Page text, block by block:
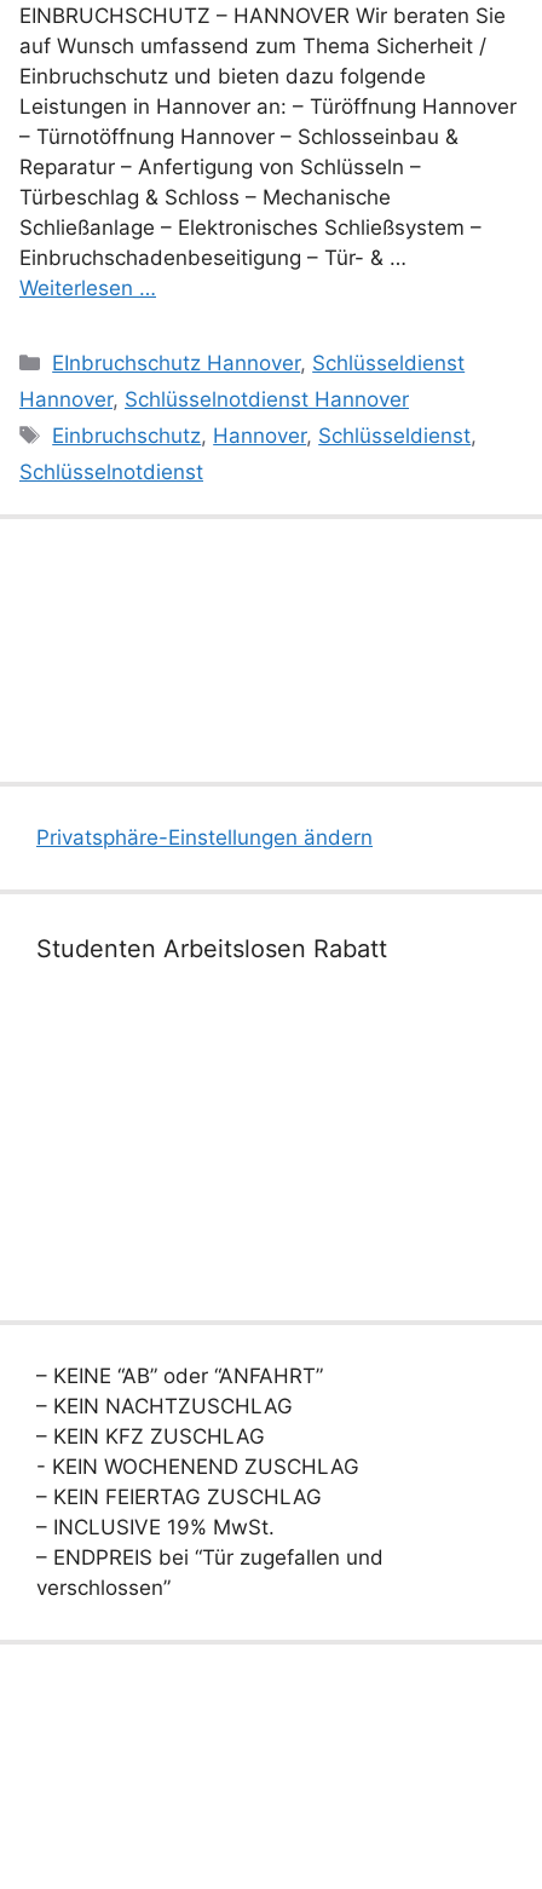
EINBRUCHSCHUTZ – HANNOVER Wir beraten Sie
auf Wunsch umfassend zum Thema Sicherheit /
Einbruchschutz und bieten dazu folgende
Leistungen in Hannover an: – Türöffnung Hannover
– Türnotöffnung Hannover – Schlosseinbau &
Reparatur – Anfertigung von Schlüsseln –
Türbeschlag & Schloss – Mechanische
Schließanlage – Elektronisches Schließsystem –
Einbruchschadenbeseitigung – Tür- & …
Weiterlesen …
Kategorien
EInbruchschutz Hannover, Schlüsseldienst
Hannover, Schlüsselnotdienst Hannover
Schlagwörter
Einbruchschutz, Hannover, Schlüsseldienst,
Schlüsselnotdienst
Privatsphäre-Einstellungen ändern
Studenten Arbeitslosen Rabatt
– KEINE “AB” oder “ANFAHRT”
– KEIN NACHTZUSCHLAG
– KEIN KFZ ZUSCHLAG
- KEIN WOCHENEND ZUSCHLAG
– KEIN FEIERTAG ZUSCHLAG
– INCLUSIVE 19% MwSt.
– ENDPREIS bei “Tür zugefallen und
verschlossen”